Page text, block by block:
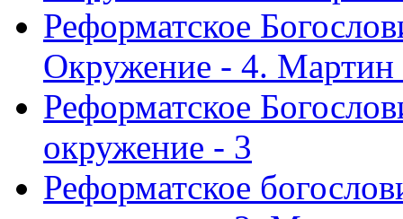
Реформатское
Окружение - 4.
Реформатское
окружение - 3
Реформатское